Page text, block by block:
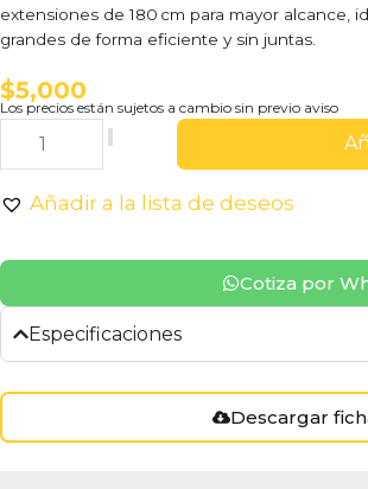
extensiones de 180 cm para mayor alcance,
grandes de forma eficiente y sin juntas.
$5,000
Los precios están sujetos a cambio sin previo aviso
Añadir a la lista de deseos
Cotiza por
Especificaciones
Descargar